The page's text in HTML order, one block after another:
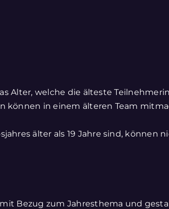
Alter, welche die älteste
können in einem älteren Team
älter als 19 Jahre sind, können
Bezug zum Jahresthema und